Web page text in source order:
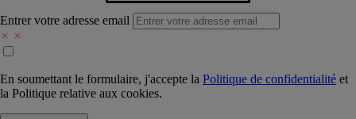
Entrer votre adresse email
En soumettant le formulaire, j'accepte la Politique de confidentialité et
la Politique relative aux cookies.